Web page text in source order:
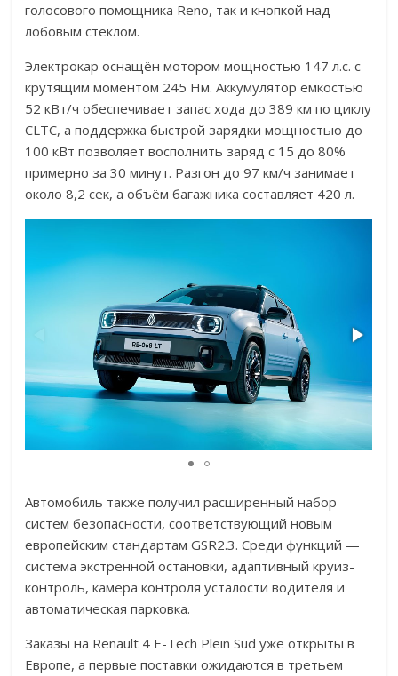
голосового помощника Reno, так и кнопкой над
лобовым стеклом.
Электрокар оснащён мотором мощностью 147 л.с. с
крутящим моментом 245 Нм. Аккумулятор ёмкостью
52 кВт/ч обеспечивает запас хода до 389 км по циклу
CLTC, а поддержка быстрой зарядки мощностью до
100 кВт позволяет восполнить заряд с 15 до 80%
примерно за 30 минут. Разгон до 97 км/ч занимает
около 8,2 сек, а объём багажника составляет 420 л.
Автомобиль также получил расширенный набор
систем безопасности, соответствующий новым
европейским стандартам GSR2.3. Среди функций —
система экстренной остановки, адаптивный круиз-
контроль, камера контроля усталости водителя и
автоматическая парковка.
Заказы на Renault 4 E-Tech Plein Sud уже открыты в
Европе, а первые поставки ожидаются в третьем